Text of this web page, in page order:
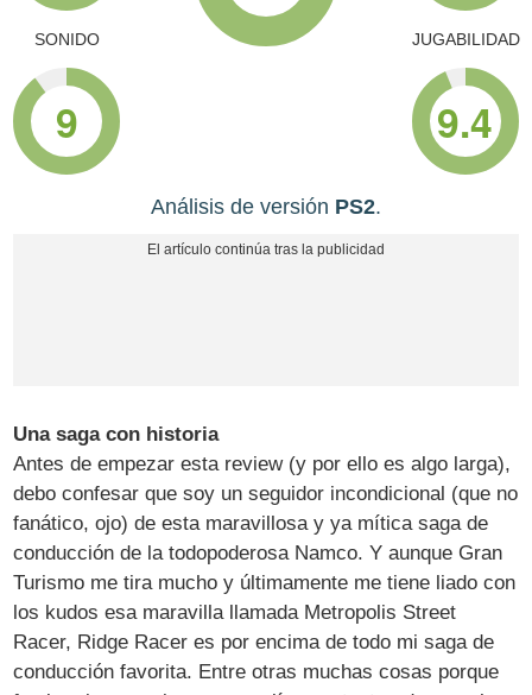
SONIDO
9
JUGABILIDAD
9.4
Análisis de versión PS2.
Una saga con historia
Antes de empezar esta review (y por ello es algo larga),
debo confesar que soy un seguidor incondicional (que no
fanático, ojo) de esta maravillosa y ya mítica saga de
conducción de la todopoderosa Namco. Y aunque Gran
Turismo me tira mucho y últimamente me tiene liado con
los kudos esa maravilla llamada Metropolis Street
Racer, Ridge Racer es por encima de todo mi saga de
conducción favorita. Entre otras muchas cosas porque